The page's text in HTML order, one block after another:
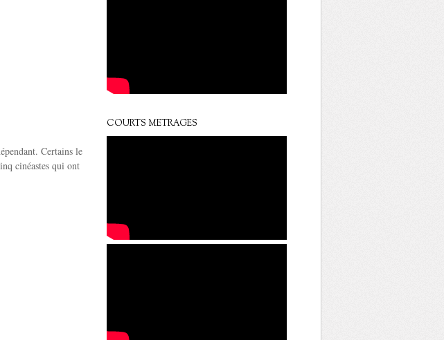
Certains le
cinéastes qui ont
COURTS METRAGES